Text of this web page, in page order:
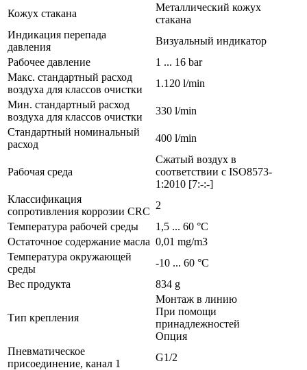
Кожух стакана
Металлический кожух
стакана
Индикация перепада
давления
Визуальный индикатор
Рабочее давление
1 ... 16 bar
Макс. стандартный расход
воздуха для классов очистки
1.120 l/min
Мин. стандартный расход
воздуха для классов очистки
330 l/min
Стандартный номинальный
расход
400 l/min
Рабочая среда
Сжатый воздух в
соответствии с ISO8573-
1:2010 [7:-:-]
Классификация
сопротивления коррозии CRC
2
Температура рабочей среды
1,5 ... 60 °C
Остаточное содержание масла 0,01 mg/m3
Температура окружающей
среды
-10 ... 60 °C
Вес продукта
834 g
Тип крепления
Монтаж в линию
При помощи
принадлежностей
Опция
Пневматическое
присоединение, канал 1
G1/2